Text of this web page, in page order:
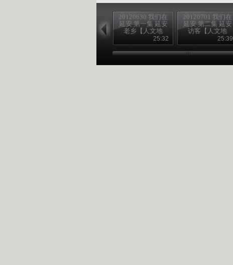
20120630 我们在
延安 第一集 延安
老乡【人文地
25:32
20120701 我们在
延安 第二集 延安
访客【人文地
25:39